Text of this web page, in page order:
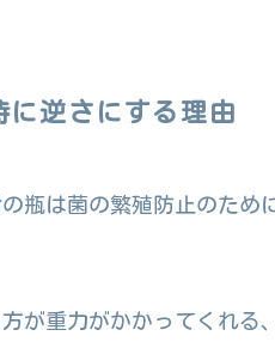
に逆さにする理由
瓶は菌の繁殖防止のため
が重力がかかってくれる